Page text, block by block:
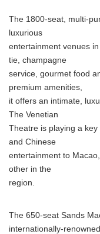
The 1800-seat, multi-
luxurious
entertainment venues
tie, champagne
service, gourmet food
premium amenities,
it offers an intimate,
The Venetian
Theatre is playing a
and Chinese
entertainment to
other in the
region.
The 650-seat Sands
internationally-